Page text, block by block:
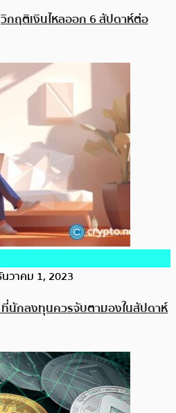
กฤติเงินไหลออก 6 สัปดาห์ต่อ
วาคม 1, 2023
นักลงทุนควรจับตามองในสัปดาห์